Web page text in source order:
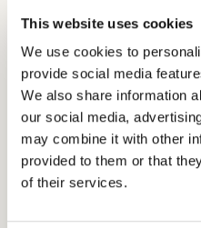
This website uses cookies
We use cookies to
provide social media
We also share information
our social media,
may combine it with other
provided to them or that
of their services.
90 % depuis 3 ans. Laïta
l’ensemble des
compétences égales et
mêmes possibilités
Laïta traite le sujet de la
l’égalité des sexes. Ainsi
moins de 15 ans, qu’ils